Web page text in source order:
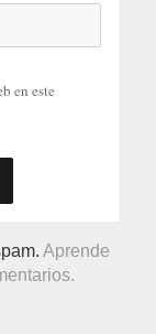
en este
Aprende